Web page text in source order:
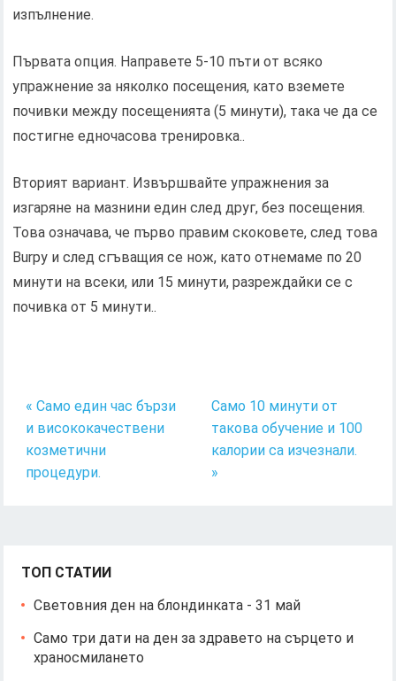
изпълнение.
Първата опция. Направете 5-10 пъти от всяко
упражнение за няколко посещения, като вземете
почивки между посещенията (5 минути), така че да се
постигне едночасова тренировка..
Вторият вариант. Извършвайте упражнения за
изгаряне на мазнини един след друг, без посещения.
Това означава, че първо правим скоковете, след това
Burpy и след сгъващия се нож, като отнемаме по 20
минути на всеки, или 15 минути, разреждайки се с
почивка от 5 минути..
« Само един час бързи
и висококачествени
козметични
процедури.
Само 10 минути от
такова обучение и 100
калории са изчезнали.
»
ТОП СТАТИИ
Световния ден на блондинката - 31 май
Само три дати на ден за здравето на сърцето и
храносмилането